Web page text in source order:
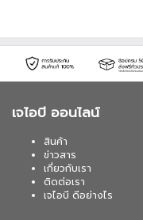
เจไอบี ออนไลน์
สินค้า
ข่าวสาร
เกี่ยวกับเรา
ติดต่อเรา
เจไอบี ดีอย่างไร